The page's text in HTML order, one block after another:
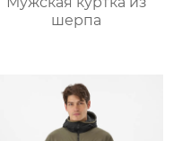
шерпа